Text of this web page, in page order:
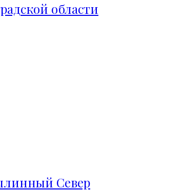
области
Север